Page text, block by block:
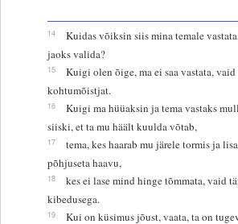
14
Kuidas võiksin siis mina temale
jaoks valida?
15
Kuigi olen õige, ma ei saa vastata, vaid
kohtumõistjat.
16
Kuigi ma hüüaksin ja tema vastaks
siiski, et ta mu häält kuulda võtab,
17
tema, kes haarab mu järele tormis ja
põhjuseta haavu,
18
kes ei lase mind hinge tõmmata, vaid
kibedusega.
19
Kui on küsimus jõust, vaata, ta on